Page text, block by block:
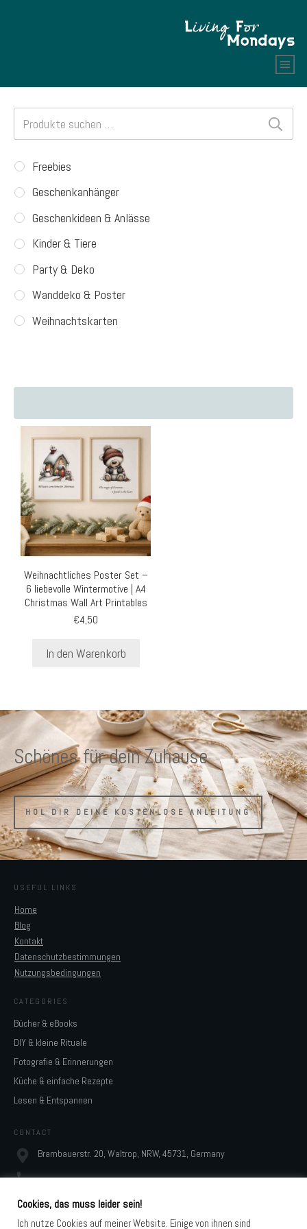
Weihnachtliches Poster Set –
6 liebevolle Wintermotive | A4
Christmas Wall Art Printables
€4,50
In den Warenkorb
Suchen
nach:
Freebies
Geschenkanhänger
Geschenkideen & Anlässe
Kinder & Tiere
Party & Deko
Wanddeko & Poster
Weihnachtskarten
Schönes für dein Zuhause
HOL DIR DEINE KOSTENLOSE ANLEITUNG
USEFUL LINKS
Home
Blog
Kontakt
Datenschutzbestimmungen
Nutzungsbedingungen
CATEGORIES
Bücher & eBooks
DIY & kleine Rituale
Fotografie & Erinnerungen
Küche & einfache Rezepte
Lesen & Entspannen
CONTACT
Brambauerstr. 20, Waltrop, NRW, 45731, Germany
monja@digidesignresort.de
Cookies, das muss leider sein!
Ich nutze Cookies auf meiner Website. Einige von ihnen sind